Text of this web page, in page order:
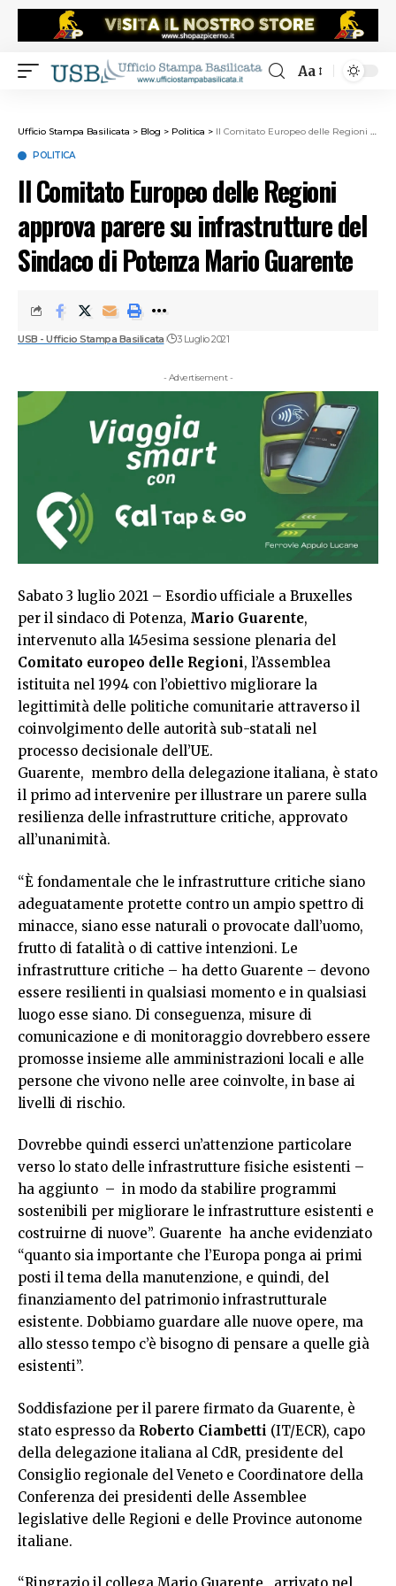
Aa
Ufficio Stampa Basilicata > Blog > Politica > Il Comitato Europeo delle Regioni approva parere su infrastrutture del Sindaco di Potenza Mario Guarente
POLITICA
Il Comitato Europeo delle Regioni
approva parere su infrastrutture del
Sindaco di Potenza Mario Guarente
USB - Ufficio Stampa Basilicata 3 Luglio 2021
- Advertisement -
Sabato 3 luglio 2021 – Esordio ufficiale a Bruxelles
per il sindaco di Potenza, Mario Guarente,
intervenuto alla 145esima sessione plenaria del
Comitato europeo delle Regioni, l’Assemblea
istituita nel 1994 con l’obiettivo migliorare la
legittimità delle politiche comunitarie attraverso il
coinvolgimento delle autorità sub-statali nel
processo decisionale dell’UE.
Guarente, membro della delegazione italiana, è stato
il primo ad intervenire per illustrare un parere sulla
resilienza delle infrastrutture critiche, approvato
all’unanimità.
“È fondamentale che le infrastrutture critiche siano
adeguatamente protette contro un ampio spettro di
minacce, siano esse naturali o provocate dall’uomo,
frutto di fatalità o di cattive intenzioni. Le
infrastrutture critiche – ha detto Guarente – devono
essere resilienti in qualsiasi momento e in qualsiasi
luogo esse siano. Di conseguenza, misure di
comunicazione e di monitoraggio dovrebbero essere
promosse insieme alle amministrazioni locali e alle
persone che vivono nelle aree coinvolte, in base ai
livelli di rischio.
Dovrebbe quindi esserci un’attenzione particolare
verso lo stato delle infrastrutture fisiche esistenti –
ha aggiunto – in modo da stabilire programmi
sostenibili per migliorare le infrastrutture esistenti e
costruirne di nuove”. Guarente ha anche evidenziato
“quanto sia importante che l’Europa ponga ai primi
posti il tema della manutenzione, e quindi, del
finanziamento del patrimonio infrastrutturale
esistente. Dobbiamo guardare alle nuove opere, ma
allo stesso tempo c’è bisogno di pensare a quelle già
esistenti”.
Soddisfazione per il parere firmato da Guarente, è
stato espresso da Roberto Ciambetti (IT/ECR), capo
della delegazione italiana al CdR, presidente del
Consiglio regionale del Veneto e Coordinatore della
Conferenza dei presidenti delle Assemblee
legislative delle Regioni e delle Province autonome
italiane.